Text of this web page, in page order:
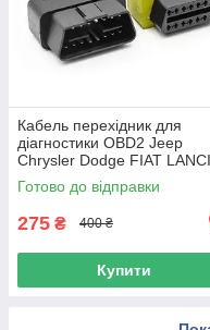
Кабель перехідник для
діагностики OBD2 Jeep
Chrysler Dodge FIAT
Жовтий 1 шт.
Готово до відправки
275 ₴ 400 ₴
Купити